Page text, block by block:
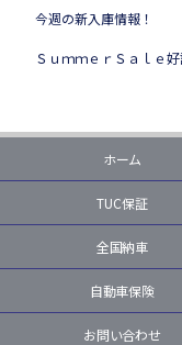
今週の新入庫情報！
ＳｕｍｍｅｒＳａｌｅ
ホーム
TUC保証
全国納車
自動車保険
お問い合わせ